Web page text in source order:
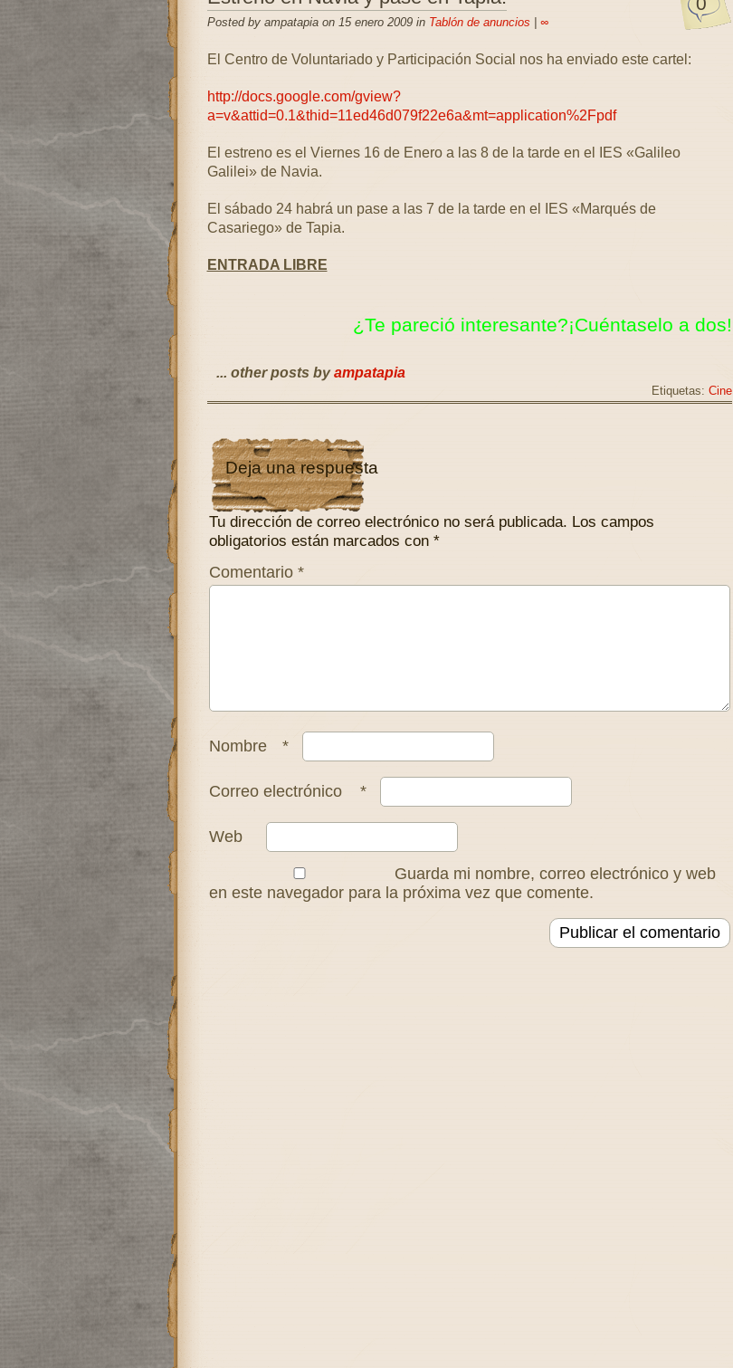
Posted by ampatapia on 15 enero 2009 in Tablón de anuncios ∞
El Centro de Voluntariado y Participación Social nos ha enviado este cartel:
http://docs.google.com/gview?
a=v&attid=0.1&thid=11ed46d079f22e6a&mt=application%2Fpdf
El estreno es el Viernes 16 de Enero a las 8 de la tarde en el IES «Galileo
Galilei» de Navia.
El sábado 24 habrá un pase a las 7 de la tarde en el IES «Marqués de
Casariego» de Tapia.
ENTRADA LIBRE
¿Te pareció interesante?¡Cuéntaselo a dos!
... other posts byampatapia
Etiquetas: Cine
Deja una respuesta
Tu dirección de correo electrónico no será publicada. Los campos
obligatorios están marcados con *
Comentario *
Nombre *
Correo electrónico *
Web
Guarda mi nombre, correo electrónico y web
en este navegador para la próxima vez que comente.